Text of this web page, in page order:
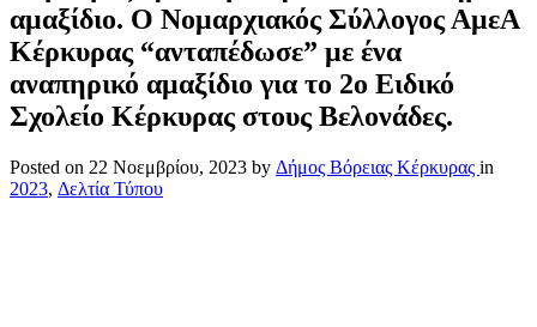
αμαξίδιο. Ο Νομαρχιακός Σύλλογος ΑμεΑ
Κέρκυρας “ανταπέδωσε” με ένα
αναπηρικό αμαξίδιο για το 2ο Ειδικό
Σχολείο Κέρκυρας στους Βελονάδες.
Posted on 22 Νοεμβρίου, 2023 by Δήμος Βόρειας Κέρκυρας in
2023, Δελτία Τύπου